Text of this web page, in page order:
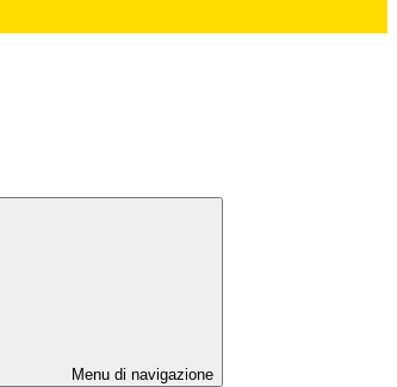
Menu di navigazione